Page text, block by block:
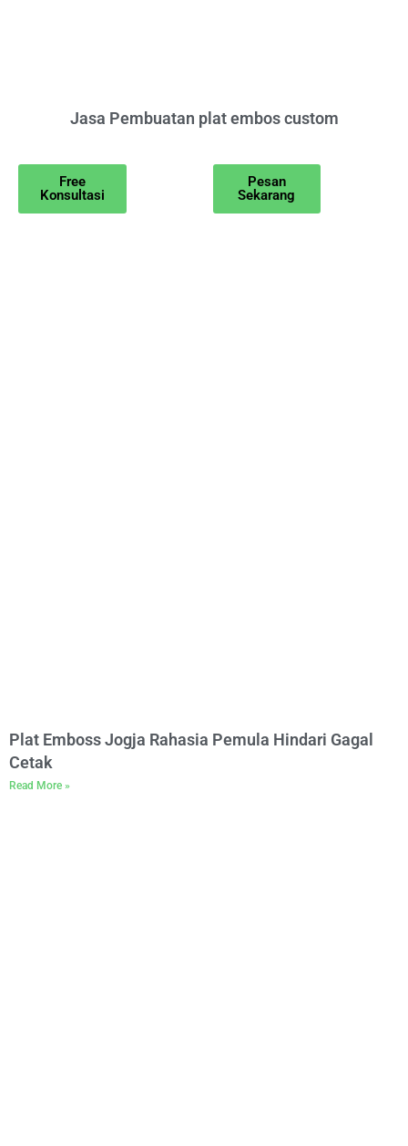
Jasa Pembuatan plat embos custom
Free
Konsultasi
Pesan
Sekarang
Plat Emboss Jogja Rahasia Pemula Hindari Gagal
Cetak
Read More »